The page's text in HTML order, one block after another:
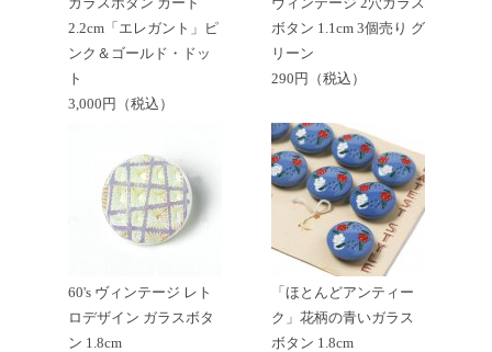
2.2cm「エレガント」ピ
ンク＆ゴールド・ドッ
ト
3,000円（税込）
ボタン 1.1cm 3個売り グ
リーン
290円（税込）
60's ヴィンテージ レト
ロデザイン ガラスボタ
ン 1.8cm
「ほとんどアンティー
ク」花柄の青いガラス
ボタン 1.8cm